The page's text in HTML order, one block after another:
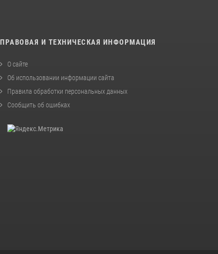
ПРАВОВАЯ И ТЕХНИЧЕСКАЯ ИНФОРМАЦИЯ
О сайте
Об использовании информации сайта
Правила обработки персональных данных
Сообщить об ошибках